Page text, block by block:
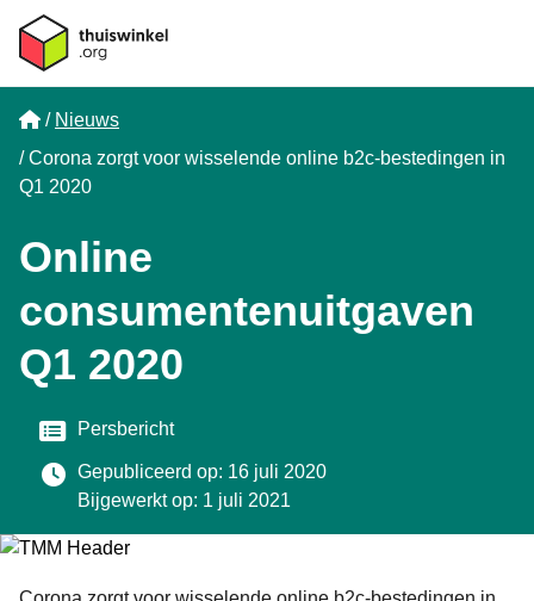
Home
Nieuws
Corona zorgt voor wisselende online b2c-bestedingen in
Q1 2020
Online
consumentenuitgaven
Q1 2020
Categorie
Persbericht
Gepubliceerd op: 16 juli 2020
Bijgewerkt op: 1 juli 2021